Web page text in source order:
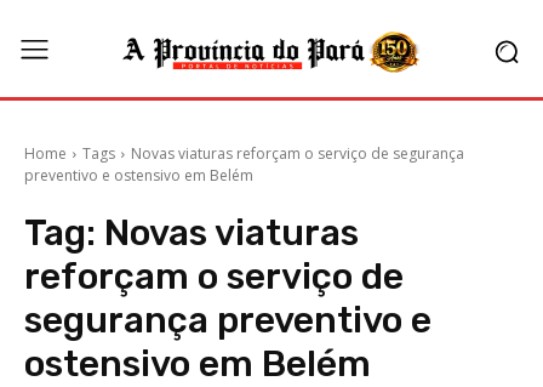
Home Tags
Novas viaturas reforçam o serviço de segurança
preventivo e ostensivo em Belém
Tag: Novas viaturas
reforçam o serviço de
segurança preventivo e
ostensivo em Belém